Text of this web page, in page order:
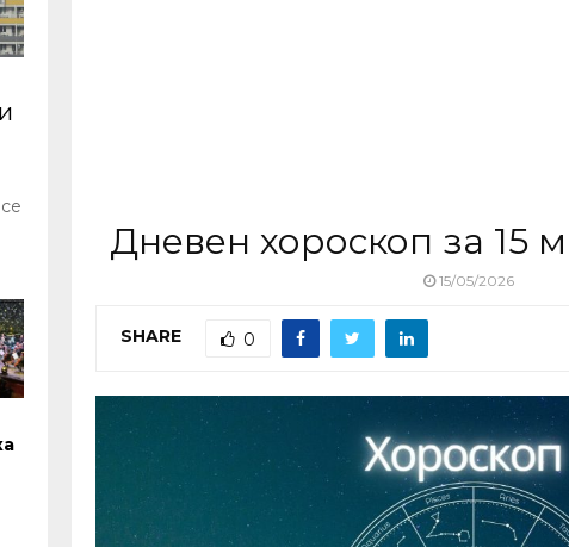
Дневен хороскоп за 15
15/05/2026
SHARE 0